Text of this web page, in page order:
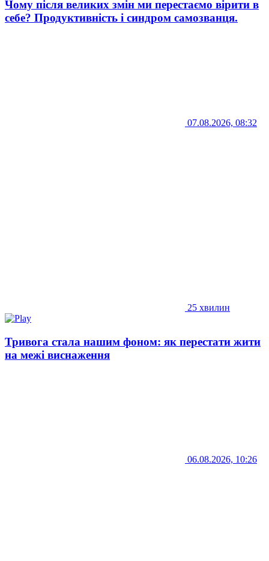
Чому після великих змін ми перестаємо вірити в
себе? Продуктивність і синдром самозванця.
07.08.2026, 08:32
25 хвилин
Тривога стала нашим фоном: як перестати жити
на межі виснаження
06.08.2026, 10:26